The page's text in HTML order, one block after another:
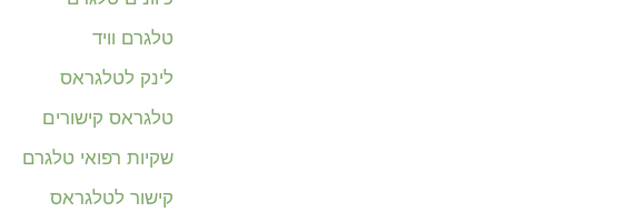
טלגרם וויד
לינק לטלגראס
טלגראס קישורים
שקיות רפואי טלגרם
קישור לטלגראס